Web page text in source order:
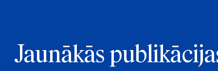
Jaunākās